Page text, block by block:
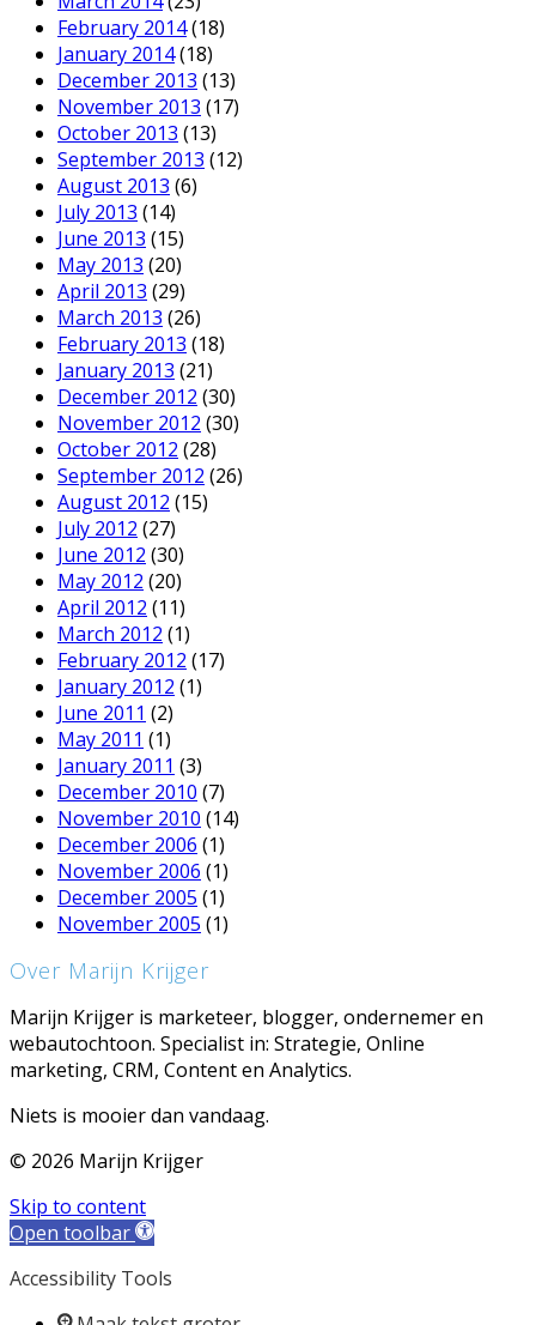
February 2014(18)
January 2014(18)
December 2013 (13)
November 2013 (17)
October 2013 (13)
September 2013 (12)
August 2013 (6)
July 2013 (14)
June 2013 (15)
May 2013 (20)
April 2013 (29)
March 2013 (26)
February 2013 (18)
January 2013 (21)
December 2012 (30)
November 2012 (30)
October 2012 (28)
September 2012 (26)
August 2012 (15)
July 2012 (27)
June 2012 (30)
May 2012 (20)
April 2012 (11)
March 2012 (1)
February 2012 (17)
January 2012 (1)
June 2011 (2)
May 2011 (1)
January 2011 (3)
December 2010 (7)
November 2010 (14)
December 2006 (1)
November 2006 (1)
December 2005 (1)
November 2005 (1)
Over Marijn Krijger
Marijn Krijger is marketeer, blogger, ondernemer en
webautochtoon. Specialist in: Strategie, Online
marketing, CRM, Content en Analytics.
Niets is mooier dan vandaag.
© 2026 Marijn Krijger
Skip to content
Open toolbar
Accessibility Tools